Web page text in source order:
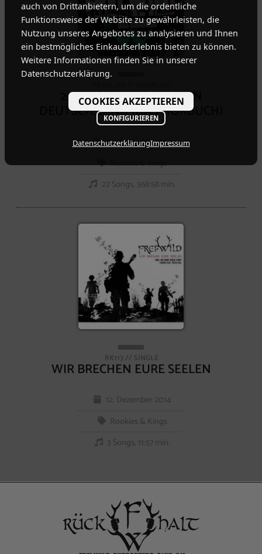
20 JAHRE, WIR SCHAFFEN
DEUTSCH.LAND (DAS HÖRBUCH)
10. Dezember 2021
Rookies & Kings
22 Songs, 368:58 min.
RK113 // SINGLE
WIR BRECHEN EURE SEELEN
12. Dezember 2014
Rookies & Kings
3 Songs, 11:57 min.
auch von Drittanbietern, um die ordentliche
Funktionsweise der Website zu gewährleisten, die
Nutzung unseres Angebotes zu analysieren und Ihnen
ein bestmögliches Einkaufserlebnis bieten zu können.
Weitere Informationen finden Sie in unserer
Datenschutzerklärung.
COOKIES AKZEPTIEREN
KONFIGURIEREN
DatenschutzerklärungImpressum